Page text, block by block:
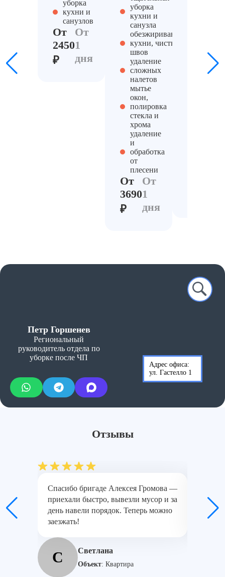
Уборка балконов после голубей
уборка
кухни и
санузлов
От
2450
₽
От
1
дня
уборка
кухни и
санузла
обезжиривание
кухни, чистка
швов
удаление
сложных
налетов
мытье
окон,
полировка
стекла и
хрома
удаление
и
обработка
от
плесени
От
3690
₽
От
1
дня
налетов
мытье
Петр Горшенев
Региональный
руководитель отдела по
уборке после ЧП
Адрес офиса:
ул. Гастелло 1
Отзывы
Спасибо бригаде Алексея Громова —
приехали быстро, вывезли мусор и за
день навели порядок. Теперь можно
заезжать!
С Светлана
Объект: Квартира